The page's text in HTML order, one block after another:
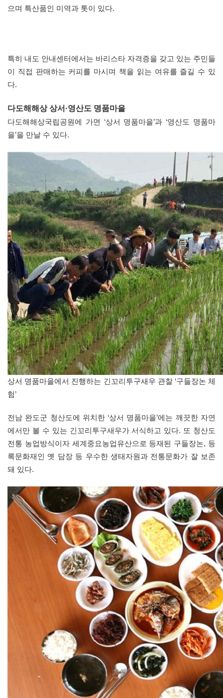
으며 특산품인 미역과 톳이 있다.
특히 내도 안내센터에서는 바리스타 자격증을 갖고 있는 주민들
이 직접 판매하는 커피를 마시며 책을 읽는 여유를 즐길 수 있
다.
다도해해상 상서·영산도 명품마을
다도해해상국립공원에 가면 ‘상서 명품마을’과 ‘영산도 명품마
을’을 만날 수 있다.
상서 명품마을에서 진행하는 긴꼬리투구새우 관찰 ‘구들장논 체
험’
전남 완도군 청산도에 위치한 ‘상서 명품마을’에는 깨끗한 자연
에서만 볼 수 있는 긴꼬리투구새우가 서식하고 있다. 또 청산도
전통 농업방식이자 세계중요농업유산으로 등재된 구들장논, 등
록문화재인 옛 담장 등 우수한 생태자원과 전통문화가 잘 보존
돼 있다.